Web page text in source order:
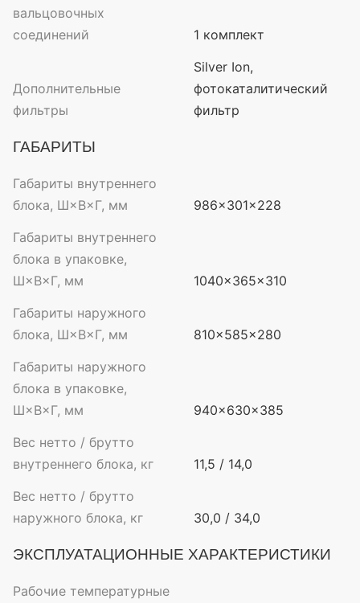
вальцовочных
соединений
1 комплект
Дополнительные
фильтры
Silver Ion,
фотокаталитический
фильтр
ГАБАРИТЫ
Габариты внутреннего
блока, Ш×В×Г, мм
986×301×228
Габариты внутреннего
блока в упаковке,
Ш×В×Г, мм
1040×365×310
Габариты наружного
блока, Ш×В×Г, мм
810×585×280
Габариты наружного
блока в упаковке,
Ш×В×Г, мм
940×630×385
Вес нетто / брутто
внутреннего блока, кг
11,5 / 14,0
Вес нетто / брутто
наружного блока, кг
30,0 / 34,0
ЭКСПЛУАТАЦИОННЫЕ ХАРАКТЕРИСТИКИ
Рабочие температурные